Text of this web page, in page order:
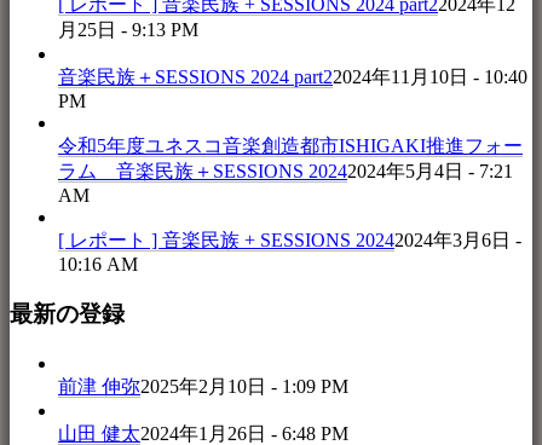
[ レポート ] 音楽民族 + SESSIONS 2024 part22024年12
月25日 - 9:13 PM
音楽民族＋SESSIONS 2024 part22024年11月10日 - 10:40
PM
令和5年度ユネスコ音楽創造都市ISHIGAKI推進フォー
ラム 音楽民族＋SESSIONS 20242024年5月4日 - 7:21
AM
[ レポート ] 音楽民族 + SESSIONS 20242024年3月6日 -
10:16 AM
最新の登録
前津 伸弥2025年2月10日 - 1:09 PM
山田 健太2024年1月26日 - 6:48 PM